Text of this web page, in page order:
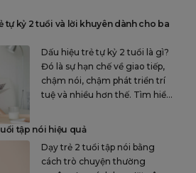
tự kỷ 2 tuổi và lời khuyên dành cho ba
Dấu hiệu trẻ tự kỷ 2 tuổi là gì?
Đó là sự hạn chế về giao tiếp,
chậm nói, chậm phát triển trí
tuệ và nhiều hơn thế. Tìm hiểu
tập nói hiệu quả
Dạy trẻ 2 tuổi tập nói bằng
cách trò chuyện thường